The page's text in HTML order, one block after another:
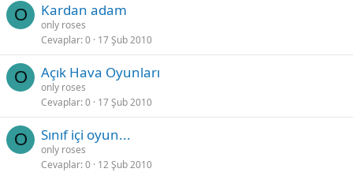
O Kardan adam
only roses
Cevaplar 0 17 Şub 2010
O Açık Hava Oyunları
only roses
Cevaplar 0 17 Şub 2010
O Sınıf içi oyun...
only roses
Cevaplar 0 12 Şub 2010